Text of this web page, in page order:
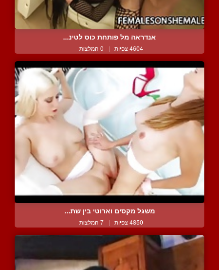
אנדראה מל פותחת כוס לטינ...
4604 צפיות | 0 המלצות
משגל מקסים וארוטי בין שת...
4850 צפיות | 7 המלצות